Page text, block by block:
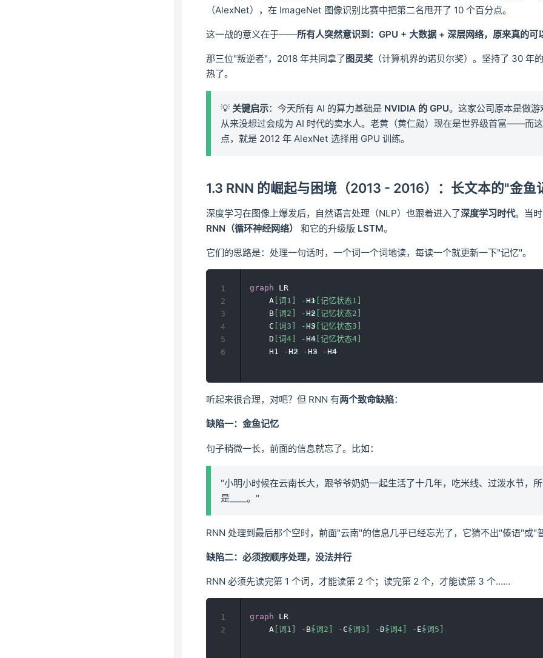
（AlexNet），在 ImageNet 图像识别比赛中把第二名甩开了 10 个百分点。
这一战的意义在于——所有人突然意识到：GPU + 大数据 + 深层网络，原来真的可
那三位"叛逆者"，2018 年共同拿了 图灵奖 （计算机界的诺贝尔奖）。坚持了 30 年
热了。
💡 关键启示：今天所有 AI 的算力基础是 NVIDIA 的 GPU。这家公司原本是做游
从来没想过会成为 AI 时代的卖水人。老黄（黄仁勋）现在是世界级首富——而
点，就是 2012 年 AlexNet 选择用 GPU 训练。
1.3 RNN 的崛起与困境（2013 - 2016）：长文本的"金鱼
深度学习在图像上爆发后，自然语言处理（NLP）也跟着进入了深度学习时代。当
RNN（循环神经网络）
和它的升级版 LSTM。
它们的思路是：处理一句话时，一个词一个词地读，每读一个就更新一下"记忆"。
graph LR
    A
[词1] -->
H1 [记忆状态1]
    B
[词2] -->
H2 [记忆状态2]
    C
[词3] -->
H3 [记忆状态3]
    D
[词4] -->
H4 [记忆状态4]
    H1
-->
H2 -->
H3 -->
1
2
3
4
5
6
听起来很合理，对吧？但 RNN 有两个致命缺陷：
缺陷一：金鱼记忆
句子稍微一长，前面的信息就忘了。比如：
"小明小时候在云南长大，跟爷爷奶奶一起生活了十几年，吃米线、过泼水节，
是____。"
RNN 处理到最后那个空时，前面"云南"的信息几乎已经忘光了，它猜不出"傣语"或"
缺陷二：必须按顺序处理，没法并行
RNN 必须先读完第 1 个词，才能读第 2 个；读完第 2 个，才能读第 3 个……
graph LR
    A
[词1] -->
B[词2] -->
C[词3] -->
D[词4] -->
E[词5]
1
2